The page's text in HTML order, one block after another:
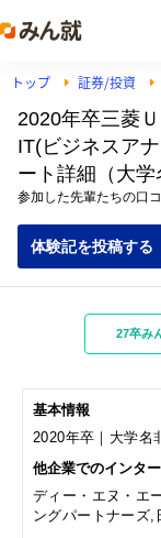
トップ 証券/投資
2020年卒三菱
IT(ビジネスア
ート詳細（大
参加した先輩たちの口
体験記を投稿する
27卒み
基本情報
2020年卒｜大学名
他企業でのインタ
ディー・エヌ・エ
ングパートナーズ